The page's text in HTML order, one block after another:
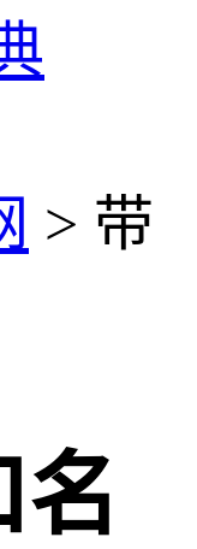
> 带
名